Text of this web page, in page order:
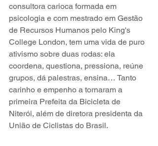
consultora carioca formada em
psicologia e com mestrado em Gestão
de Recursos Humanos pelo King's
College London, tem uma vida de puro
ativismo sobre duas rodas: ela
coordena, questiona, pressiona, reúne
grupos, dá palestras, ensina… Tanto
carinho e empenho a tornaram a
primeira Prefeita da Bicicleta de
Niterói, além de diretora presidenta da
União de Ciclistas do Brasil.